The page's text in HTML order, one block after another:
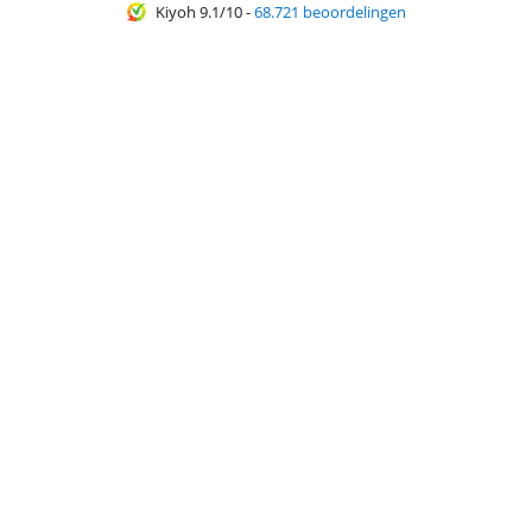
Kiyoh 9.1/10-68.721 beoordelingen